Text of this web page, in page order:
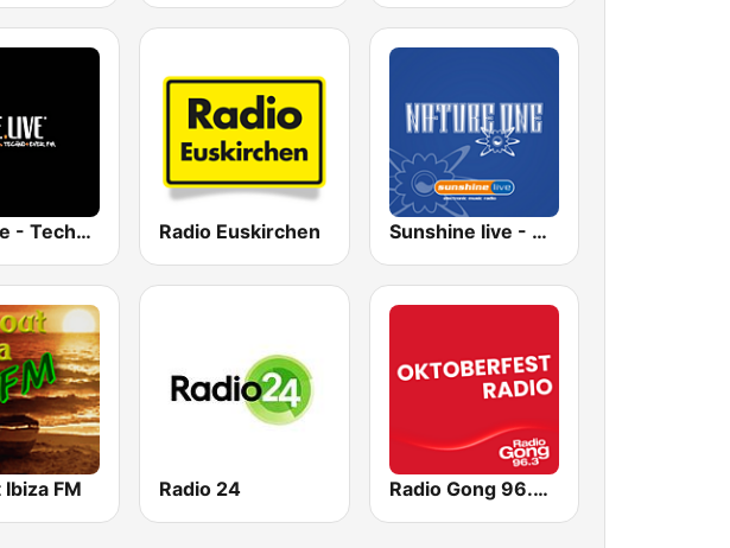
T4E.Live - Techno4Ever.FM Radio Euskirchen Sunshine live - Nature One
FM Radio 24 Radio Gong 96.3 - Oktoberfest Radio